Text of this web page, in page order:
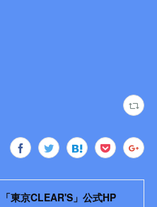
東京CLEAR'S」公式HP